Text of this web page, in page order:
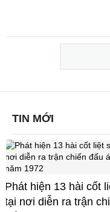
TIN MỚI
Phát hiện 13 hài cốt
tại nơi diễn ra trận